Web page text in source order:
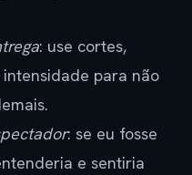
: use cortes,
para não
: se eu fosse
e sentiria